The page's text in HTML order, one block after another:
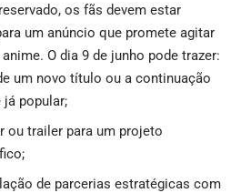
os fãs devem estar
um anúncio que promete agitar
O dia 9 de junho pode trazer:
um novo título ou a continuação
já popular;
ou trailer para um projeto
de parcerias estratégicas com